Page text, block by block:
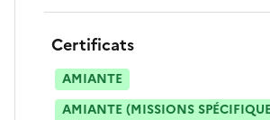
Certificats
AMIANTE
AMIANTE (MISSIONS